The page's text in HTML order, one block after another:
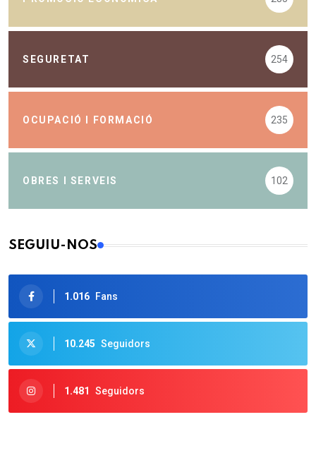
SEGURETAT 254
OCUPACIÓ I FORMACIÓ 235
OBRES I SERVEIS 102
SEGUIU-NOS
1.016 Fans
10.245 Seguidors
1.481 Seguidors